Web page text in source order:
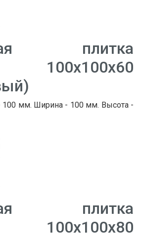
плитка
100х100х60
100 мм. Ширина - 100 мм. Высота -
плитка
100х100х80